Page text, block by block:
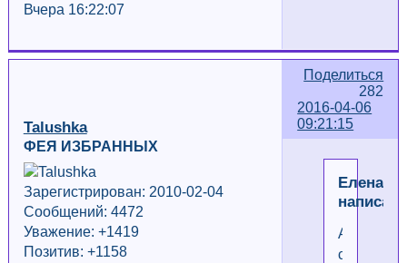
Вчера 16:22:07
Поделиться
282
2016-04-06
09:21:15
Talushka
ФЕЯ ИЗБРАННЫХ
Зарегистрирован: 2010-02-04
Сообщений: 4472
Уважение: +1419
Позитив: +1158
Елена
Ага,
ставится